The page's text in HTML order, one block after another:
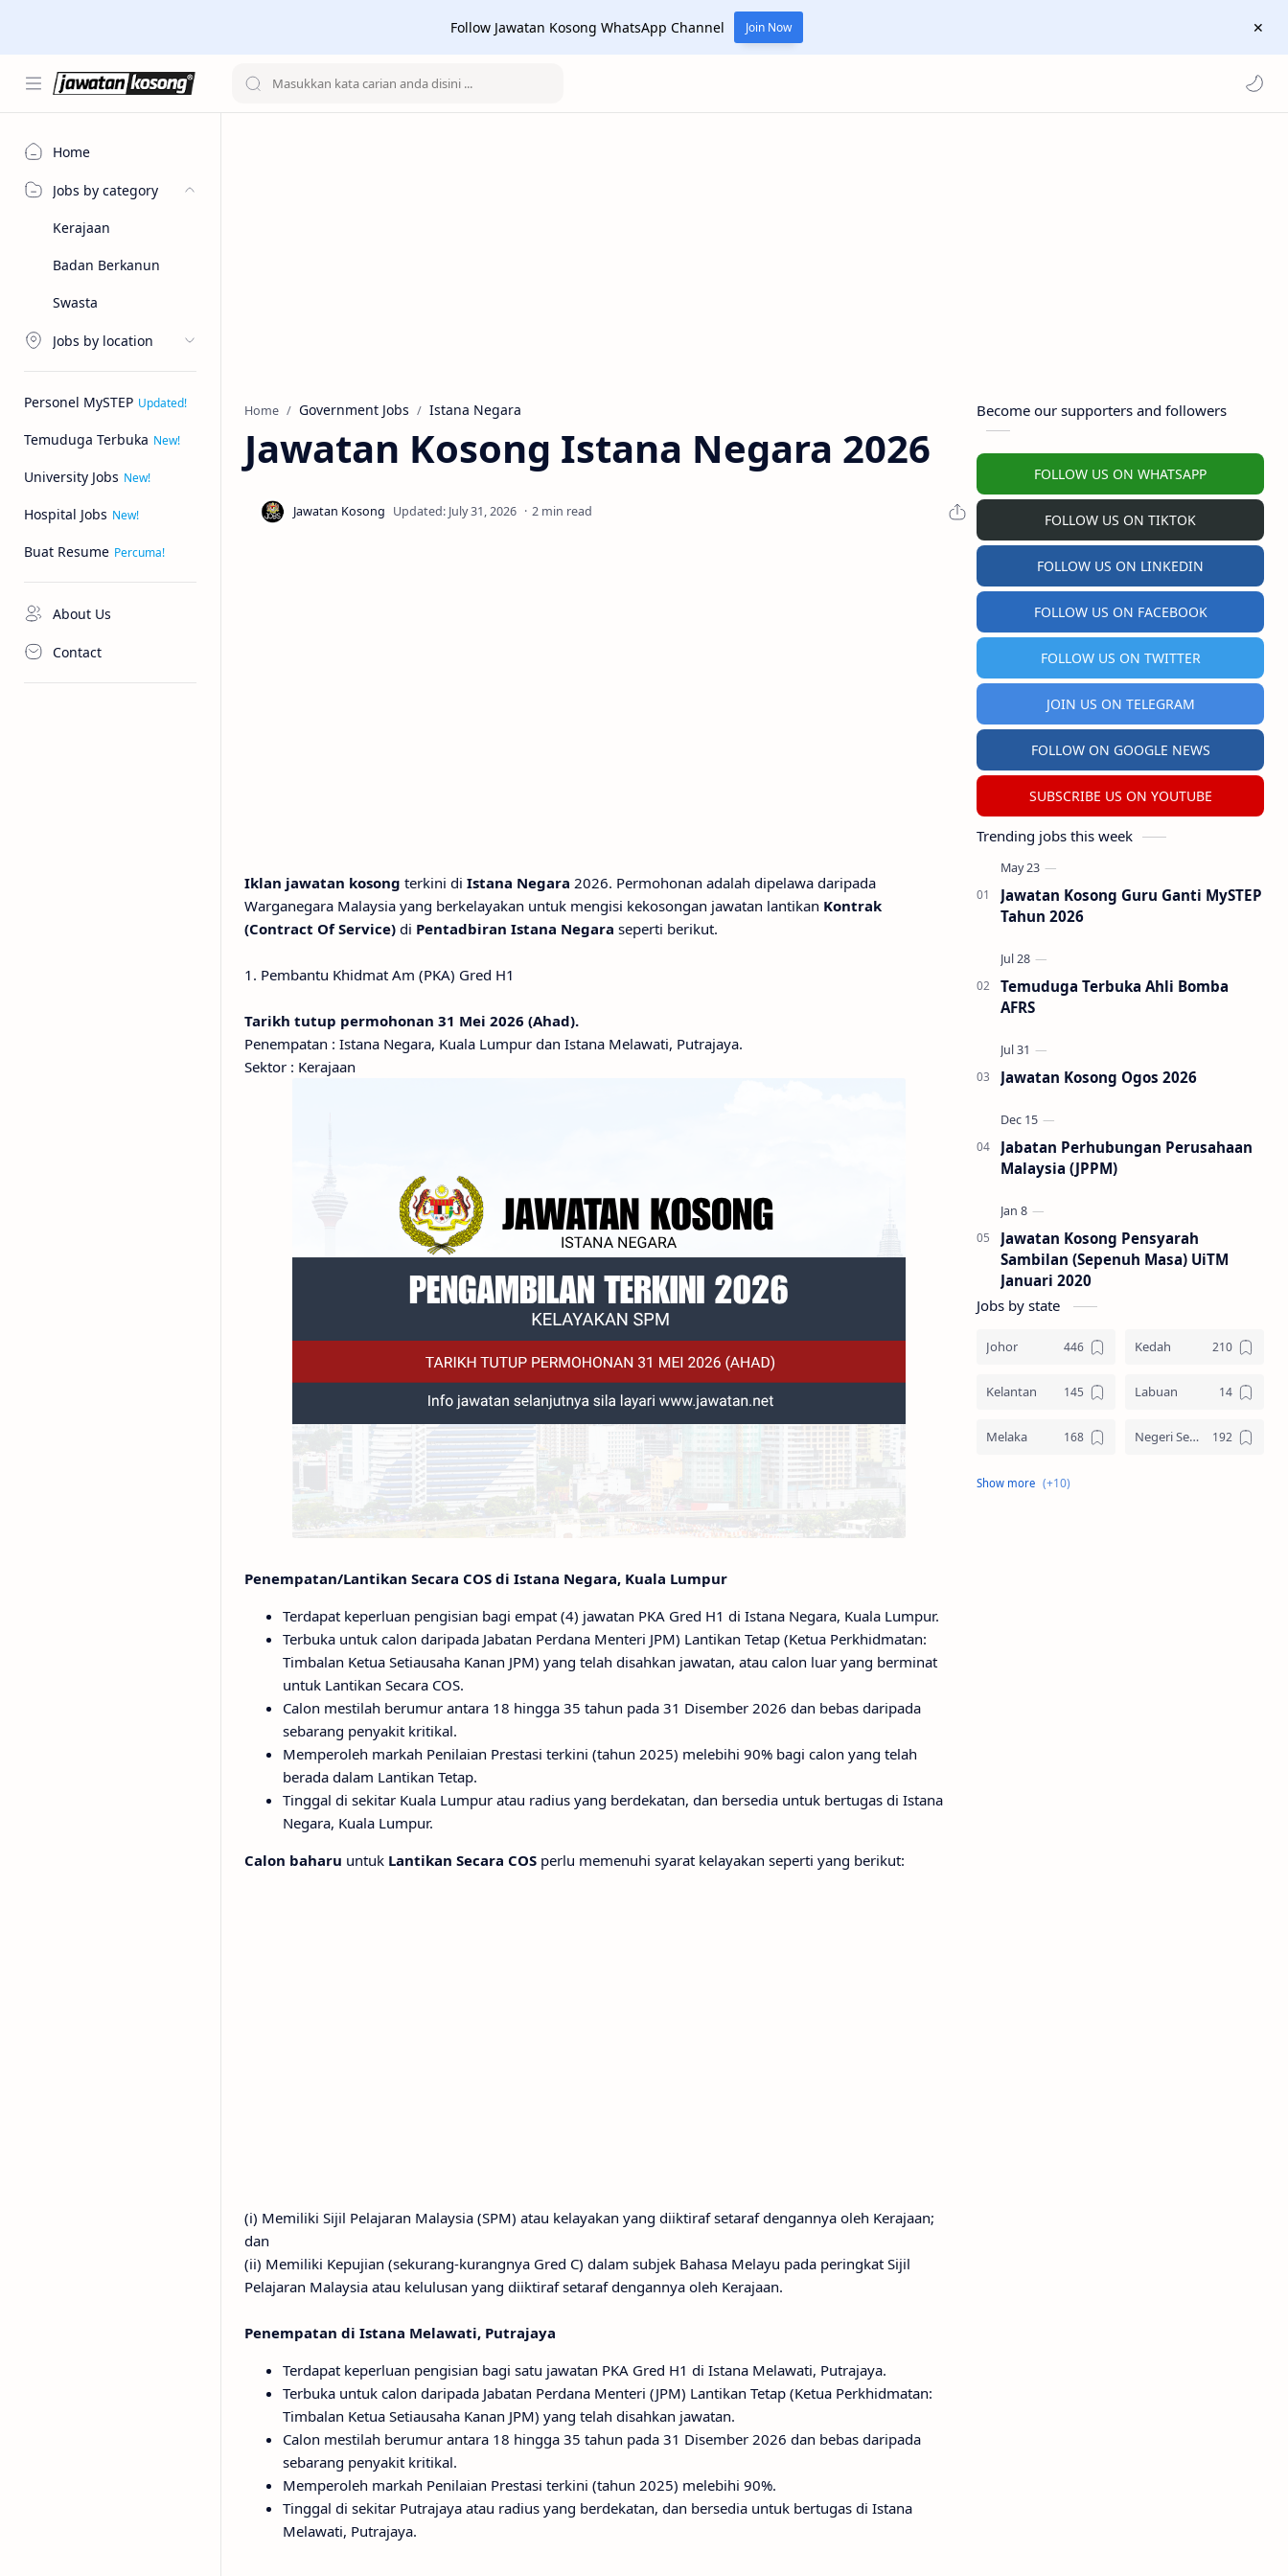
Follow Jawatan Kosong WhatsApp Channel Join Now
Home
Jobs by category
Kerajaan
Badan Berkanun
Swasta
Jobs by location
Personel MySTEP
Temuduga Terbuka
University Jobs
Hospital Jobs
Buat Resume
About Us
Contact
Home Government Jobs Istana Negara
Jawatan Kosong Istana Negara 2026
2 min read
Iklan jawatan kosong terkini di Istana Negara 2026. Permohonan adalah dipelawa daripada
Warganegara Malaysia yang berkelayakan untuk mengisi kekosongan jawatan lantikan Kontrak
(Contract Of Service) di Pentadbiran Istana Negara seperti berikut.
1. Pembantu Khidmat Am (PKA) Gred H1
Tarikh tutup permohonan 31 Mei 2026 (Ahad).
Penempatan : Istana Negara, Kuala Lumpur dan Istana Melawati, Putrajaya.
Sektor : Kerajaan
Penempatan/Lantikan Secara COS di Istana Negara, Kuala Lumpur
Terdapat keperluan pengisian bagi empat (4) jawatan PKA Gred H1 di Istana Negara, Kuala Lumpur.
Terbuka untuk calon daripada Jabatan Perdana Menteri JPM) Lantikan Tetap (Ketua Perkhidmatan:
Timbalan Ketua Setiausaha Kanan JPM) yang telah disahkan jawatan, atau calon luar yang berminat
untuk Lantikan Secara COS.
Calon mestilah berumur antara 18 hingga 35 tahun pada 31 Disember 2026 dan bebas daripada
sebarang penyakit kritikal.
Memperoleh markah Penilaian Prestasi terkini (tahun 2025) melebihi 90% bagi calon yang telah
berada dalam Lantikan Tetap.
Tinggal di sekitar Kuala Lumpur atau radius yang berdekatan, dan bersedia untuk bertugas di Istana
Negara, Kuala Lumpur.
Calon baharu untuk Lantikan Secara COS perlu memenuhi syarat kelayakan seperti yang berikut:
(i) Memiliki Sijil Pelajaran Malaysia (SPM) atau kelayakan yang diiktiraf setaraf dengannya oleh Kerajaan;
dan
(ii) Memiliki Kepujian (sekurang-kurangnya Gred C) dalam subjek Bahasa Melayu pada peringkat Sijil
Pelajaran Malaysia atau kelulusan yang diiktiraf setaraf dengannya oleh Kerajaan.
Penempatan di Istana Melawati, Putrajaya
Terdapat keperluan pengisian bagi satu jawatan PKA Gred H1 di Istana Melawati, Putrajaya.
Terbuka untuk calon daripada Jabatan Perdana Menteri (JPM) Lantikan Tetap (Ketua Perkhidmatan:
Timbalan Ketua Setiausaha Kanan JPM) yang telah disahkan jawatan.
Calon mestilah berumur antara 18 hingga 35 tahun pada 31 Disember 2026 dan bebas daripada
sebarang penyakit kritikal.
Memperoleh markah Penilaian Prestasi terkini (tahun 2025) melebihi 90%.
Tinggal di sekitar Putrajaya atau radius yang berdekatan, dan bersedia untuk bertugas di Istana
Melawati, Putrajaya.
Become our supporters and followers
FOLLOW US ON WHATSAPP
FOLLOW US ON TIKTOK
FOLLOW US ON LINKEDIN
FOLLOW US ON FACEBOOK
FOLLOW US ON TWITTER
JOIN US ON TELEGRAM
FOLLOW ON GOOGLE NEWS
SUBSCRIBE US ON YOUTUBE
Trending jobs this week
Jawatan Kosong Guru Ganti MySTEP
Tahun 2026
Temuduga Terbuka Ahli Bomba
AFRS
Jawatan Kosong Ogos 2026
Jabatan Perhubungan Perusahaan
Malaysia (JPPM)
Jawatan Kosong Pensyarah
Sambilan (Sepenuh Masa) UiTM
Januari 2020
Jobs by state
Johor Kedah
Kelantan Labuan
Melaka Negeri Sembilan
Pahang